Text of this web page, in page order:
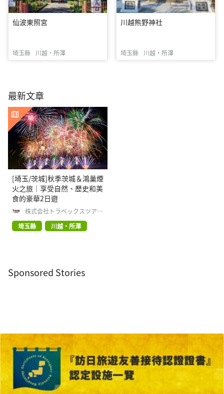
仙波東照宮
埼玉縣 川越・所澤
川越熊野神社
埼玉縣 川越・所澤
最新文章
[埼玉/茨城]秋季茨城＆鴻巢煙
火之旅｜享受自然、歷史和美
食的豪華2日遊
株式会社トラベックスツアー
ズ
埼玉縣
川越・所澤
Sponsored Stories